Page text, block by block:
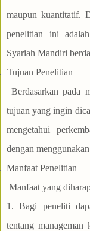
maupun kuantitatif.
penelitian ini
Syariah Mandiri
Tujuan Penelitian
Berdasarkan pada
tujuan yang ingin
mengetahui
dengan
Manfaat Penelitian
Manfaat yang
1. Bagi peneliti
tentang manageman